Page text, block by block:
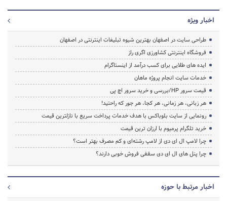
اخبار ویژه
طراحی سایت در اصفهان بهترین شیوه تبلیغات اینترنتی در اصفهان
فروشگاه اینترنتی کشاورزی اگری راز
ایده های طلایی برای کسب درآمد از اینستاگرام
خدمات سایت انجام پروژه ماهان
قیمت سرور HP/بررسی و خرید سرور اچ پی
هر زبانی، هر زمانی، هر کجا، هر جور که راحتید!
رونمایی از سایت بلوباکس با هدف خدمات پرداخت سریع با نازلترین قیمت
خرید تلگرام پرمیوم با ارزان ترین قیمت
چرا لامپ ال ای دی از لامپ رشته‌ای و کم مصرف بهتر است؟
چرا پنل های ال ای دی سقفی فروش خوبی دارند؟
اخبار مرتبط با حوزه